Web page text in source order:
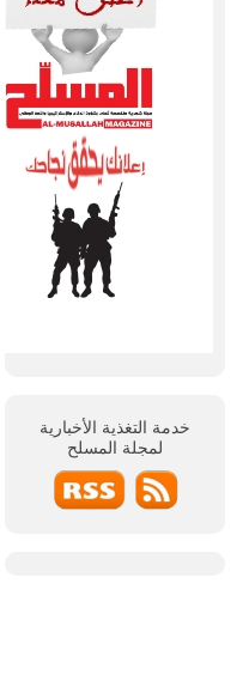
خدمة التغذية الأخبارية
لمجلة المسلح